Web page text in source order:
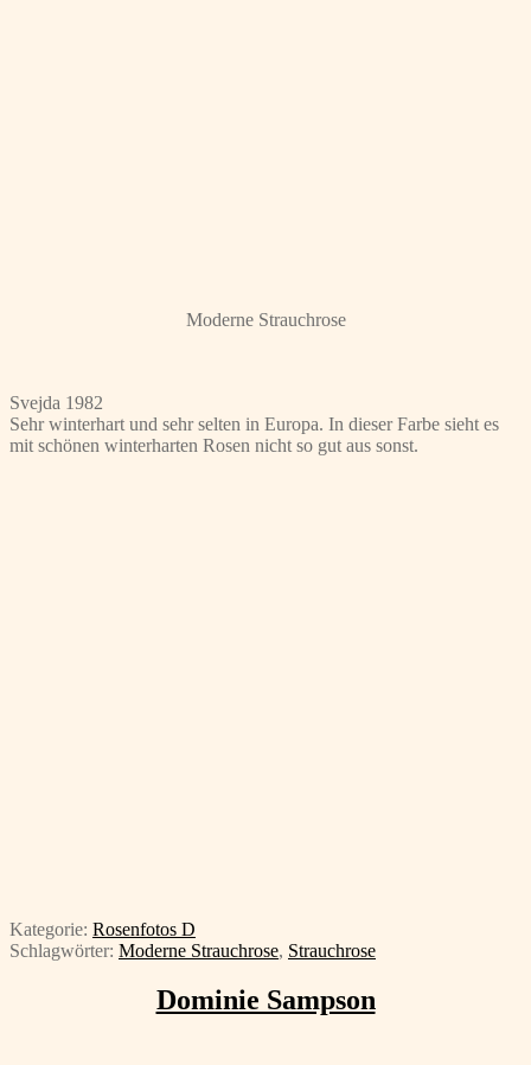
Moderne Strauchrose
Svejda 1982
Sehr winterhart und sehr selten in Europa. In dieser Farbe sieht es
mit schönen winterharten Rosen nicht so gut aus sonst.
Kategorie: Rosenfotos D
Schlagwörter: Moderne Strauchrose, Strauchrose
Dominie Sampson